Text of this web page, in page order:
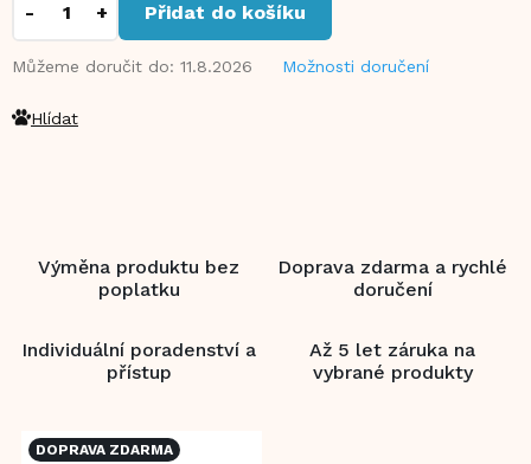
Můžeme doručit do: 11.8.2026 Možnosti doručení
Přidat do košíku
Hlídat
Výměna produktu bez
poplatku
Doprava zdarma a rychlé
doručení
Individuální poradenství a
přístup
Až 5 let záruka na
vybrané produkty
DOPRAVA ZDARMA